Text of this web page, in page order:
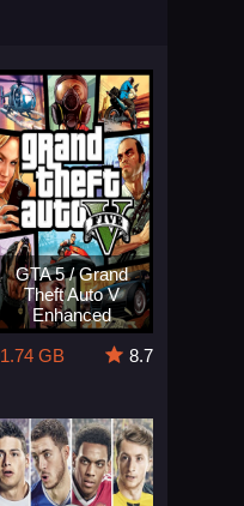
GTA 5 / Grand
Theft Auto V
Enhanced
GB
8.7